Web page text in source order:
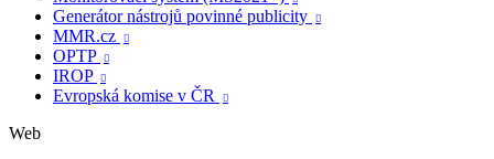
Generátor nástrojů povinné publicity 
MMR.cz 
OPTP 
IROP 
Evropská komise v ČR 
Web